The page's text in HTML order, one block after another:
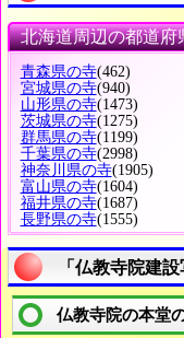
北海道周辺の都道府
青森県の寺(462)
宮城県の寺(940)
山形県の寺(1473)
茨城県の寺(1275)
群馬県の寺(1199)
千葉県の寺(2998)
神奈川県の寺(1905)
富山県の寺(1604)
福井県の寺(1687)
長野県の寺(1555)
「仏教寺院建
仏教寺院の本堂